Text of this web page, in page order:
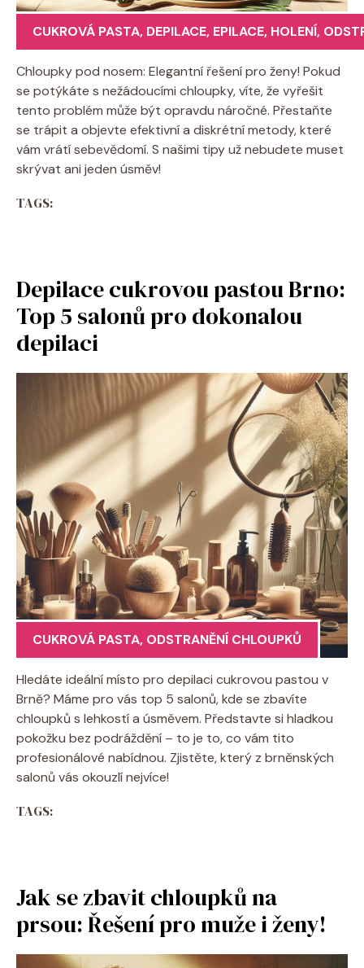
CUKROVÁ PASTA, DEPILACE, EPILACE, HOLENÍ,
Chloupky pod nosem: Elegantní řešení pro ženy! Pokud
se potýkáte s nežádoucími chloupky, víte, že vyřešit
tento problém může být opravdu náročné. Přestaňte
se trápit a objevte efektivní a diskrétní metody, které
vám vrátí sebevědomí. S našimi tipy už nebudete muset
skrývat ani jeden úsměv!
TAGS:
Depilace cukrovou pastou Brno:
Top 5 salonů pro dokonalou
depilaci
CUKROVÁ PASTA, ODSTRANĚNÍ CHLOUPKŮ
Hledáte ideální místo pro depilaci cukrovou pastou v
Brně? Máme pro vás top 5 salonů, kde se zbavíte
chloupků s lehkostí a úsměvem. Představte si hladkou
pokožku bez podráždění – to je to, co vám tito
profesionálové nabídnou. Zjistěte, který z brněnských
salonů vás okouzlí nejvíce!
TAGS:
Jak se zbavit chloupků na
prsou: Řešení pro muže i ženy!